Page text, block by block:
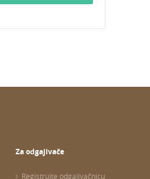
Za odgajivače
Registrujte odgajivačnicu